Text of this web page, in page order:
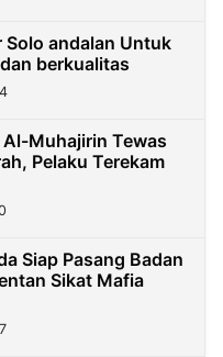
Solo andalan Untuk
berkualitas
Muhajirin Tewas
Pelaku Terekam
Siap Pasang Badan
Sikat Mafia